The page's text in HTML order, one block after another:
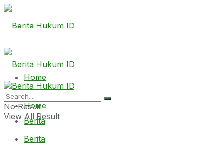
Home
Berita
Home
Berita
No Result
View All Result